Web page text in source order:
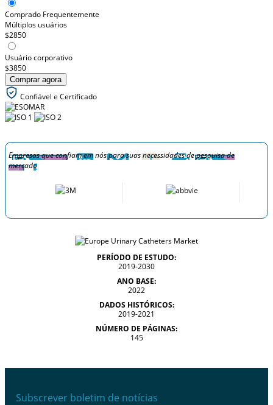
Comprado Frequentemente
Múltiplos usuários
$2850
Usuário corporativo
$3850
Comprar agora
Confiável e Certificado
Empresas que confiam em nós para suas necessidades de pesquisa de
mercado
PERÍODO DE ESTUDO:
2019-2030
ANO BASE:
2022
DADOS HISTÓRICOS:
2019-2021
NÚMERO DE PÁGINAS:
145
Subscrever boletim de notícias